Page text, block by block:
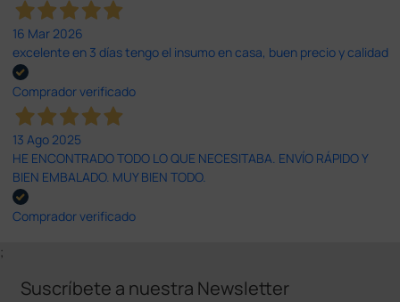
16 Mar 2026
excelente en 3 días tengo el insumo en casa, buen precio y calidad
Comprador verificado
13 Ago 2025
HE ENCONTRADO TODO LO QUE NECESITABA. ENVÍO RÁPIDO Y
BIEN EMBALADO. MUY BIEN TODO.
Comprador verificado
;
Suscríbete a nuestra Newsletter